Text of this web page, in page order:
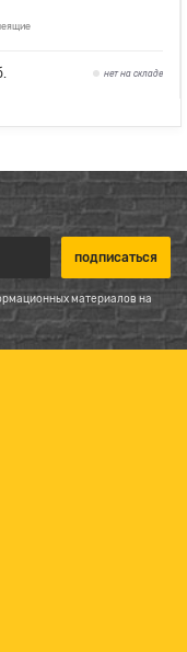
нет на складе
материалов на